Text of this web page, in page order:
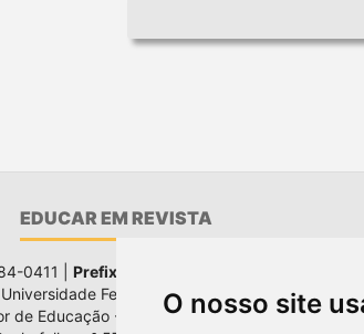
O nosso site
EDUCAR EM REVISTA
0411 | Prefixo DOI
Universidade Federal do Paraná
de Educação - Campus Rebouças